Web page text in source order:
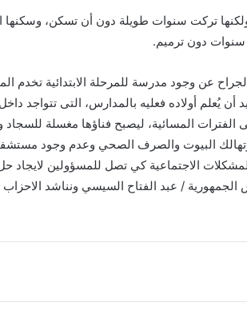
نشأت الشرقاوى: إنه تم بناء مساكن توشكى فى عام 1986 ولكنها تركت سنوات طويلة دون أن
عن وجود مدرسة للمرحلة الابتدائية تخدم
يُعلم أولاده فعليه بالمدارس، التى تتواجد
المسائية، ليصبح فناؤها مغسلة للسجاد
البيوت والصرف الصحي وعدم وجود
الاجتماعية كي تصل للمسؤولين لايجاد
/ عبد الفتاح السيسي ونناشد الاحزاب